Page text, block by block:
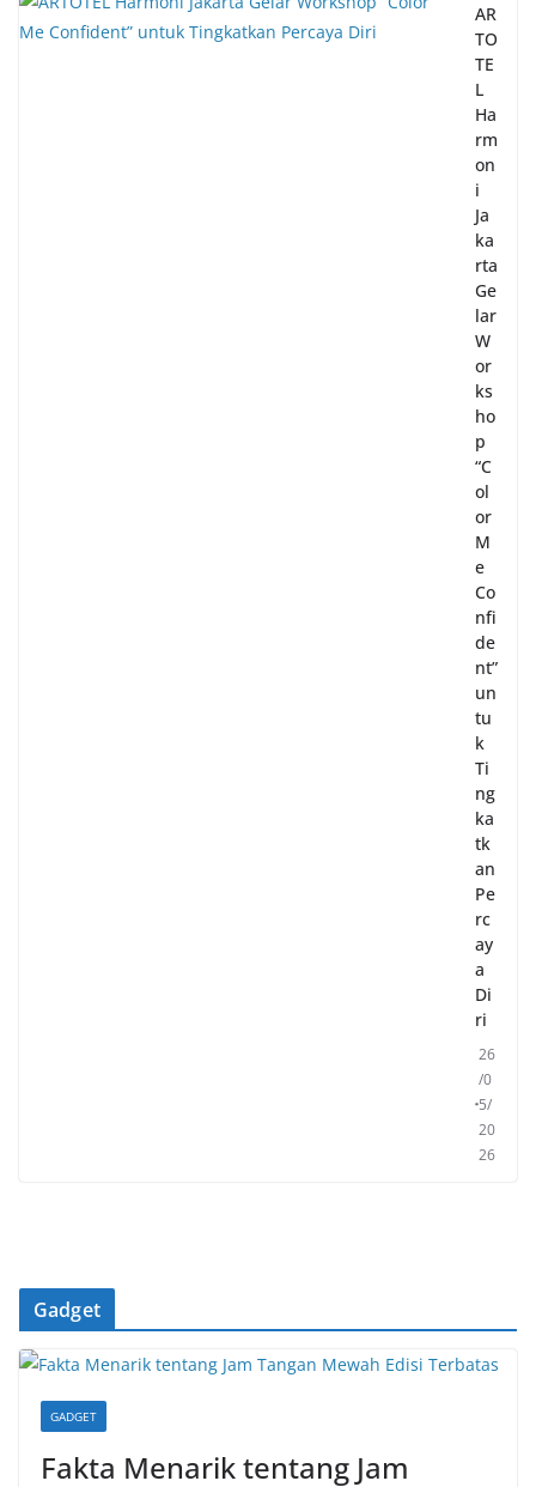
AR
TO
TE
L
Ha
rm
on
i
Ja
ka
rta
Ge
lar
W
or
ks
ho
p
“C
ol
or
M
e
Co
nfi
de
nt”
un
tu
k
Ti
ng
ka
tk
an
Pe
rc
ay
a
Di
ri
26
/0
5/
20
26
Gadget
GADGET
Fakta Menarik tentang Jam